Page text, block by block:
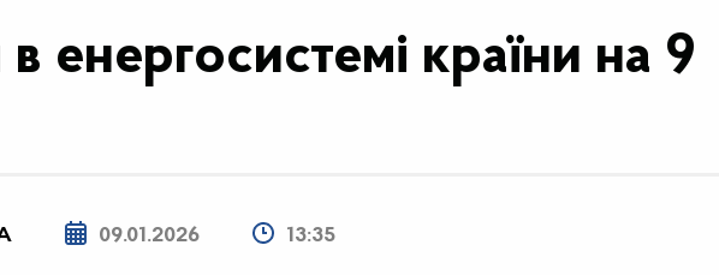
енергосистемі країни на 9
09.01.2026 13:35